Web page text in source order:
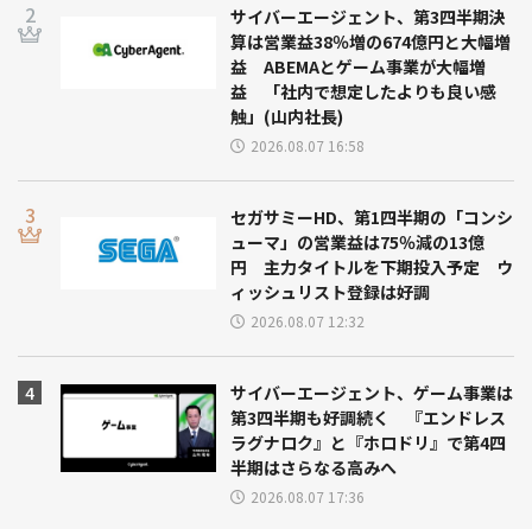
サイバーエージェント、第3四半期決
算は営業益38％増の674億円と大幅増
益 ABEMAとゲーム事業が大幅増
益 「社内で想定したよりも良い感
触」(山内社長)
2026.08.07 16:58
セガサミーHD、第1四半期の「コンシ
ューマ」の営業益は75％減の13億
円 主力タイトルを下期投入予定 ウ
ィッシュリスト登録は好調
2026.08.07 12:32
サイバーエージェント、ゲーム事業は
第3四半期も好調続く 『エンドレス
ラグナロク』と『ホロドリ』で第4四
半期はさらなる高みへ
2026.08.07 17:36